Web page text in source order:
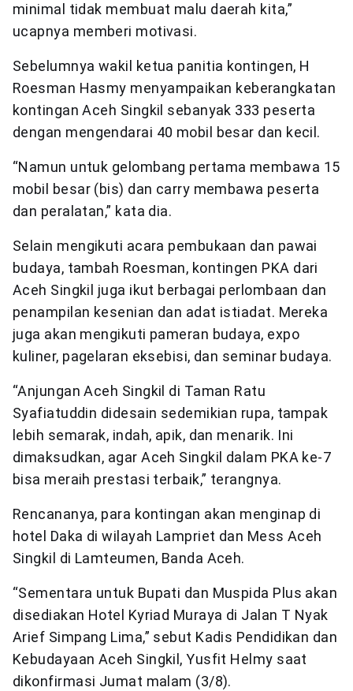
minimal tidak membuat malu daerah kita,”
ucapnya memberi motivasi.
Sebelumnya wakil ketua panitia kontingen, H
Roesman Hasmy menyampaikan keberangkatan
kontingan Aceh Singkil sebanyak 333 peserta
dengan mengendarai 40 mobil besar dan kecil.
“Namun untuk gelombang pertama membawa 15
mobil besar (bis) dan carry membawa peserta
dan peralatan,” kata dia.
Selain mengikuti acara pembukaan dan pawai
budaya, tambah Roesman, kontingen PKA dari
Aceh Singkil juga ikut berbagai perlombaan dan
penampilan kesenian dan adat istiadat. Mereka
juga akan mengikuti pameran budaya, expo
kuliner, pagelaran eksebisi, dan seminar budaya.
“Anjungan Aceh Singkil di Taman Ratu
Syafiatuddin didesain sedemikian rupa, tampak
lebih semarak, indah, apik, dan menarik. Ini
dimaksudkan, agar Aceh Singkil dalam PKA ke-7
bisa meraih prestasi terbaik,” terangnya.
Rencananya, para kontingan akan menginap di
hotel Daka di wilayah Lampriet dan Mess Aceh
Singkil di Lamteumen, Banda Aceh.
“Sementara untuk Bupati dan Muspida Plus akan
disediakan Hotel Kyriad Muraya di Jalan T Nyak
Arief Simpang Lima,” sebut Kadis Pendidikan dan
Kebudayaan Aceh Singkil, Yusfit Helmy saat
dikonfirmasi Jumat malam (3/8).